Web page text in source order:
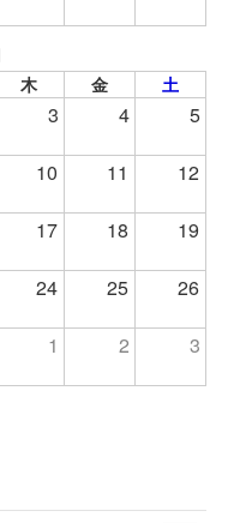
木 金 土
3 4 5
10 11 12
17 18 19
24 25 26
1 2 3